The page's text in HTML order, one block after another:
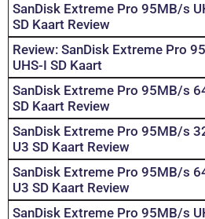
SanDisk Extreme Pro 95MB/s
SD Kaart Review
Review: SanDisk Extreme Pro
UHS-I SD Kaart
SanDisk Extreme Pro 95MB/s
SD Kaart Review
SanDisk Extreme Pro 95MB/s
U3 SD Kaart Review
SanDisk Extreme Pro 95MB/s
U3 SD Kaart Review
SanDisk Extreme Pro 95MB/s